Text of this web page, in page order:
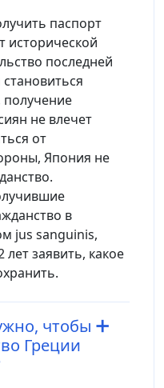
паспорт
исторической
последней
не влечет
от
Япония не
в
jus sanguinis,
заявить, какое
чтобы
Греции